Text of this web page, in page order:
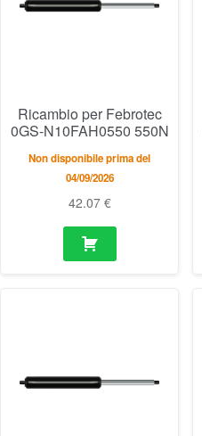
Ricambio per Febrotec
0GS-N10FAH0550 550N
Non disponibile prima del
04/09/2026
42.07 €